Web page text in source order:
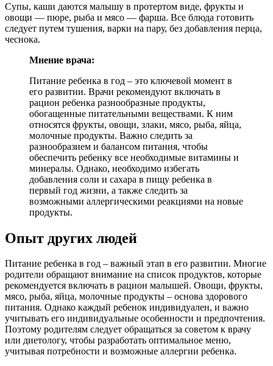
Супы, каши даются малышу в протертом виде, фрукты и
овощи — пюре, рыба и мясо — фарша. Все блюда готовить
следует путем тушения, варки на пару, без добавления перца,
чеснока.
Мнение врача:
Питание ребенка в год – это ключевой момент в
его развитии. Врачи рекомендуют включать в
рацион ребенка разнообразные продукты,
обогащенные питательными веществами. К ним
относятся фрукты, овощи, злаки, мясо, рыба, яйца,
молочные продукты. Важно следить за
разнообразием и балансом питания, чтобы
обеспечить ребенку все необходимые витамины и
минералы. Однако, необходимо избегать
добавления соли и сахара в пищу ребенка в
первый год жизни, а также следить за
возможными аллергическими реакциями на новые
продукты.
Опыт других людей
Питание ребенка в год – важный этап в его развитии. Многие
родители обращают внимание на список продуктов, которые
рекомендуется включать в рацион малышей. Овощи, фрукты,
мясо, рыба, яйца, молочные продукты – основа здорового
питания. Однако каждый ребенок индивидуален, и важно
учитывать его индивидуальные особенности и предпочтения.
Поэтому родителям следует обращаться за советом к врачу
или диетологу, чтобы разработать оптимальное меню,
учитывая потребности и возможные аллергии ребенка.